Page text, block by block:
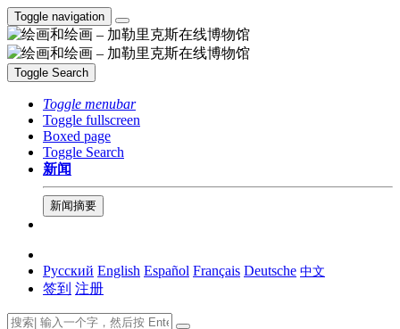
Toggle navigation
Toggle Search
Toggle menubar
Toggle fullscreen
Boxed page
Toggle Search
新闻
新闻摘要
Русский English Español Français Deutsche 中文
签到 注册